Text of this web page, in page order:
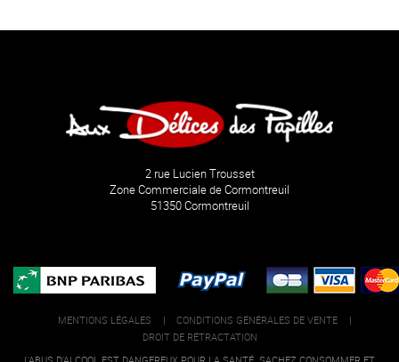
2 rue Lucien Trousset
Zone Commerciale de Cormontreuil
51350 Cormontreuil
MENTIONS LÉGALES | CONDITIONS GÉNÉRALES DE VENTE
|
DROIT DE RÉTRACTATION